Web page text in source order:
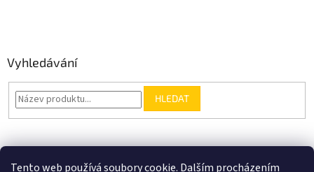
Tento web používá soubory cookie. Dalším procházením
Vyhledávání
HLEDAT